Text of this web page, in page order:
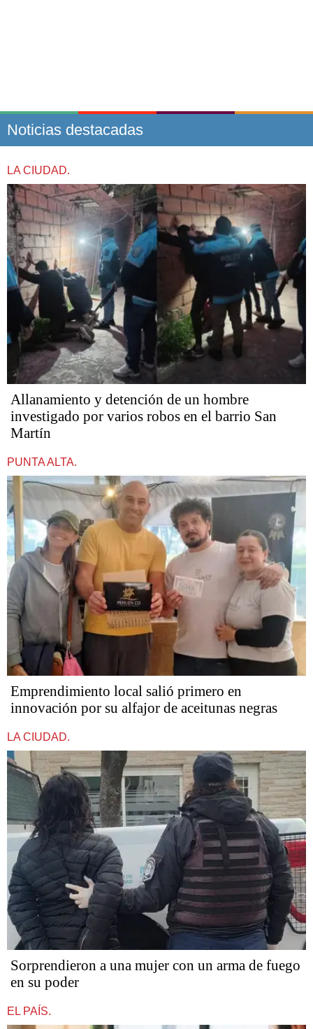
Noticias destacadas
LA CIUDAD.
Allanamiento y detención de un hombre
investigado por varios robos en el barrio San
Martín
PUNTA ALTA.
Emprendimiento local salió primero en
innovación por su alfajor de aceitunas negras
LA CIUDAD.
Sorprendieron a una mujer con un arma de fuego
en su poder
EL PAÍS.